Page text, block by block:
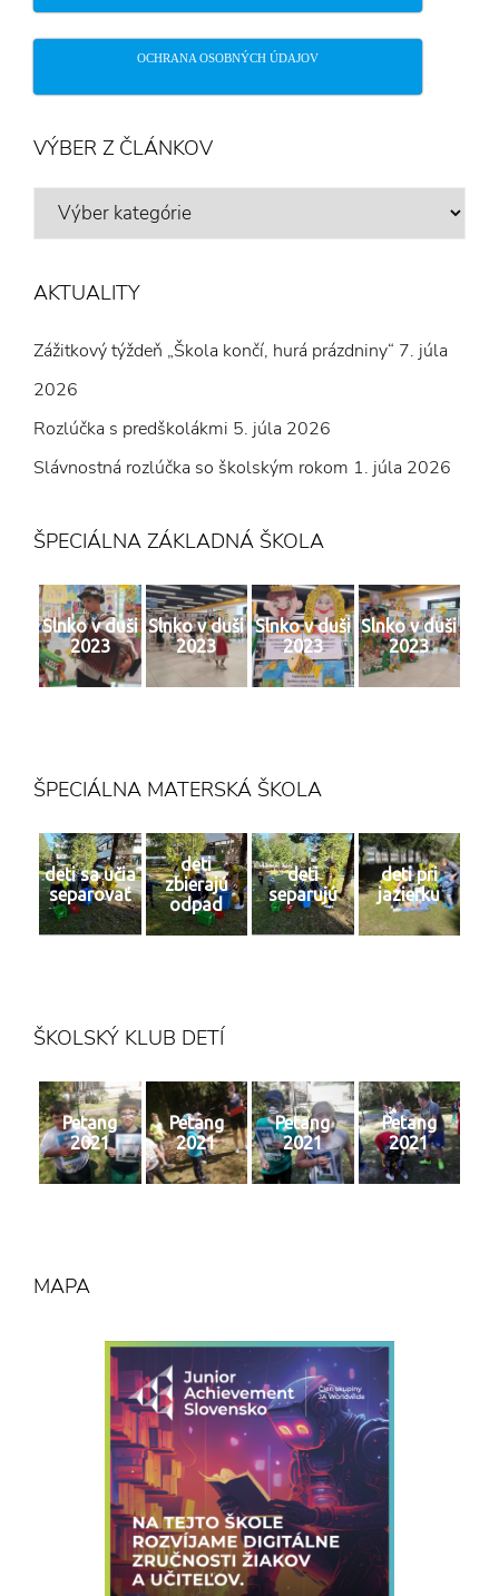
OCHRANA OSOBNÝCH ÚDAJOV
VÝBER Z ČLÁNKOV
VÝBER
AKTUALITY
Zážitkový týždeň „Škola končí, hurá prázdniny“ 7. júla
2026
Rozlúčka s predškolákmi 5. júla 2026
Slávnostná rozlúčka so školským rokom 1. júla 2026
ŠPECIÁLNA ZÁKLADNÁ ŠKOLA
Slnko v duši
2023
Slnko v duši
2023
Slnko v duši
2023
Slnko v duši
2023
ŠPECIÁLNA MATERSKÁ ŠKOLA
deti sa učia
separovať
deti
zbierajú
odpad
deti
separujú
deti pri
jazierku
ŠKOLSKÝ KLUB DETÍ
Petang
2021
Petang
2021
Petang
2021
Petang
2021
MAPA